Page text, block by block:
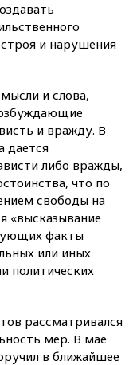
и нарушения
и слова,
и вражду. В
дается
либо вражды,
что по
свободы на
«высказывание
факты
или иных
политических
рассматривался
мер. В мае
в ближайшее